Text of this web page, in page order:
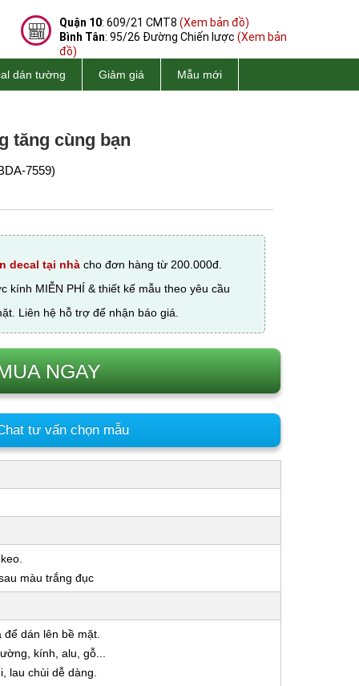
Quận 10: 609/21 CMT8 (Xem bản đồ)
Bình Tân: 95/26 Đường Chiến lược (Xem bản
đồ)
dán tường
Giảm giá Mẫu mới
tăng cùng bạn
7559)
decal tại nhà cho đơn hàng từ 200.000đ.
MIỄN PHÍ & thiết kế mẫu theo yêu cầu
Liên hệ hỗ trợ để nhận báo giá.
NGAY
tư vấn chọn mẫu
màu trắng đục
dán lên bề mặt.
kính, alu, gỗ...
lau chùi dễ dàng.